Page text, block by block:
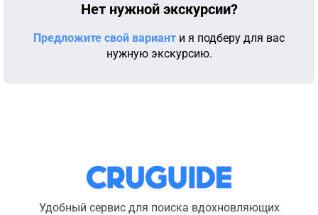
Нет нужной экскурсии?
Предложите свой вариант и я подберу для вас
нужную экскурсию.
Удобный сервис для поиска вдохновляющих